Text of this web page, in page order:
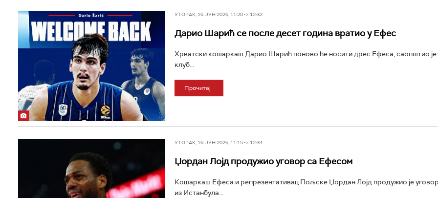
УТОРАК, 16. ЈУН 2026, 11:20 -> 12:32
Дарио Шарић се после десет година вратио у Ефес
Хрватски кошаркаш Дарио Шарић поново ће носити дрес Ефеса, саопштио је
клуб...
Прочитај
УТОРАК, 16. ЈУН 2026, 11:15 -> 12:34
Џордан Лојд продужио уговор са Ефесом
Кошаркаш Ефеса и репрезентативац Пољске Џордан Лојд продужио је
из Истанбула...